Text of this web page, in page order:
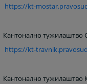
https://kt-
Кантонално тужилаштво
https://kt-
Кантонално тужилаштво